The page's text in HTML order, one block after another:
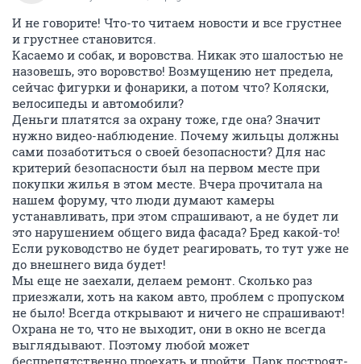
И не говорите! Что-то читаем новости и все грустнее
и грустнее становится.
Касаемо и собак, и воровства. Никак это шалостью не
назовешь, это воровство! Возмущению нет предела,
сейчас фигурки и фонарики, а потом что? Коляски,
велосипеды и автомобили?
Деньги платятся за охрану тоже, где она? Значит
нужно видео-наблюдение. Почему жильцы должны
сами позаботиться о своей безопасности? Для нас
критерий безопасности был на первом месте при
покупки жилья в этом месте. Вчера прочитала на
нашем форуму, что люди думают камеры
устанавливать, при этом спрашивают, а не будет ли
это нарушением общего вида фасада? Бред какой-то!
Если руководство не будет реагировать, то тут уже не
до внешнего вида будет!
Мы еще не заехали, делаем ремонт. Сколько раз
приезжали, хоть на каком авто, проблем с пропуском
не было! Всегда открывают и ничего не спрашивают!
Охрана не то, что не выходит, они в окно не всегда
выглядывают. Поэтому любой может
беспрепятственно проехать и пройти. Парк построят-